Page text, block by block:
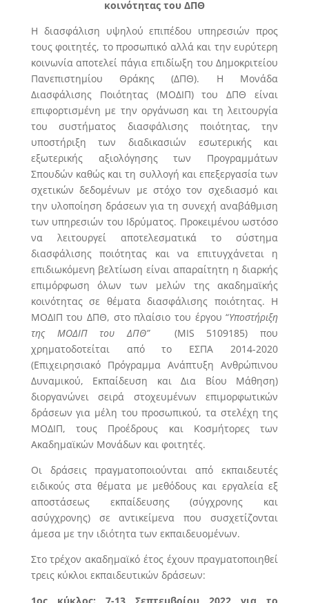
κοινότητας του ΔΠΘ
Η διασφάλιση υψηλού επιπέδου υπηρεσιών προς
τους φοιτητές, το προσωπικό αλλά και την ευρύτερη
κοινωνία αποτελεί πάγια επιδίωξη του Δημοκριτείου
Πανεπιστημίου Θράκης (ΔΠΘ). Η Μoνάδα
Διασφάλισης Ποιότητας (ΜΟΔΙΠ) του ΔΠΘ είναι
επιφορτισμένη με την οργάνωση και τη λειτουργία
του συστήματος διασφάλισης ποιότητας, την
υποστήριξη των διαδικασιών εσωτερικής και
εξωτερικής αξιολόγησης των Προγραμμάτων
Σπουδών καθώς και τη συλλογή και επεξεργασία των
σχετικών δεδομένων με στόχο τον σχεδιασμό και
την υλοποίηση δράσεων για τη συνεχή αναβάθμιση
των υπηρεσιών του Ιδρύματος. Προκειμένου ωστόσο
να λειτουργεί αποτελεσματικά το σύστημα
διασφάλισης ποιότητας και να επιτυγχάνεται η
επιδιωκόμενη βελτίωση είναι απαραίτητη η διαρκής
επιμόρφωση όλων των μελών της ακαδημαϊκής
κοινότητας σε θέματα διασφάλισης ποιότητας. Η
ΜΟΔΙΠ του ΔΠΘ, στο πλαίσιο του έργου “Υποστήριξη
της ΜΟΔΙΠ του ΔΠΘ”(MIS 5109185) που
χρηματοδοτείται από το ΕΣΠΑ 2014-2020
(Επιχειρησιακό Πρόγραμμα Ανάπτυξη Ανθρώπινου
Δυναμικού, Εκπαίδευση και Δια Βίου Μάθηση)
διοργανώνει σειρά στοχευμένων επιμορφωτικών
δράσεων για μέλη του προσωπικού, τα στελέχη της
ΜΟΔΙΠ, τους Προέδρους και Κοσμήτορες των
Ακαδημαϊκών Μονάδων και φοιτητές.
Οι δράσεις πραγματοποιούνται από εκπαιδευτές
ειδικούς στα θέματα με μεθόδους και εργαλεία εξ
αποστάσεως εκπαίδευσης (σύγχρονης και
ασύγχρονης) σε αντικείμενα που συσχετίζονται
άμεσα με την ιδιότητα των εκπαιδευομένων.
Στο τρέχον ακαδημαϊκό έτος έχουν πραγματοποιηθεί
τρεις κύκλοι εκπαιδευτικών δράσεων: